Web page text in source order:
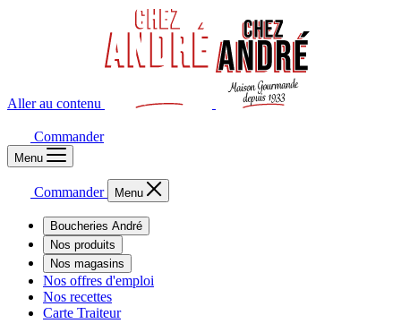
Aller au contenu
Commander
Menu
Commander Menu
Boucheries André
Nos produits
Nos magasins
Nos offres d'emploi
Nos recettes
Carte Traiteur